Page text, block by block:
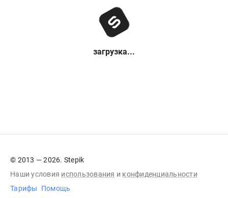
загрузка...
© 2013 — 2026. Stepik
Наши условия использования и конфиденциальности
Тарифы
Помощь